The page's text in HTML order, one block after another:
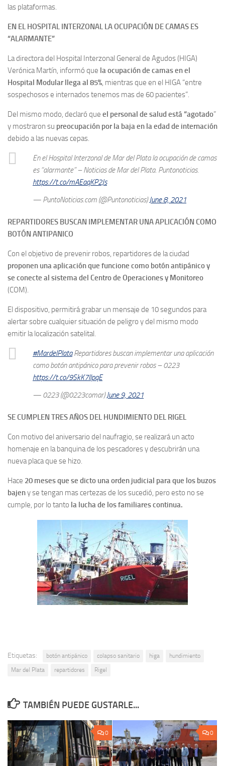
las plataformas.
EN EL HOSPITAL INTERZONAL LA OCUPACIÓN DE CAMAS ES
“ALARMANTE”
La directora del Hospital Interzonal General de Agudos (HIGA)
Verónica Martín, informó que la ocupación de camas en el
Hospital Modular llega al 85% , mientras que en el HIGA “entre
sospechosos e internados tenemos mas de 60 pacientes”.
Del mismo modo, declaró que el personal de salud está “agotado”
y mostraron su preocupación por la baja en la edad de internación
debido a las nuevas cepas.
En el Hospital Interzonal de Mar del Plata la ocupación de camas
es “alarmante” – Noticias de Mar del Plata. Puntonoticias.
https://t.co/mAEaqKP2Js
— PuntoNoticias.com (@Puntonoticias)June 8, 2021
REPARTIDORES BUSCAN IMPLEMENTAR UNA APLICACIÓN COMO
BOTÓN ANTIPANICO
Con el objetivo de prevenir robos, repartidores de la ciudad
proponen una aplicación que funcione como botón antipánico y
se conecte al sistema del Centro de Operaciones y Monitoreo
(COM).
El dispositivo, permitirá grabar un mensaje de 10 segundos para
alertar sobre cualquier situación de peligro y del mismo modo
emitir la localización satelital.
#MardelPlataRepartidores buscan implementar una aplicación
como botón antipánico para prevenir robos – 0223
https://t.co/9SkK7IlpqE
— 0223 (@0223comar)June 9, 2021
SE CUMPLEN TRES AÑOS DEL HUNDIMIENTO DEL RIGEL
Con motivo del aniversario del naufragio, se realizará un acto
homenaje en la banquina de los pescadores y descubrirán una
nueva placa que se hizo.
Hace 20 meses que se dicto una orden judicial para que los buzos
bajeny se tengan mas certezas de los sucedió, pero esto no se
cumple, por lo tanto la lucha de los familiares continua.
Etiquetas: botón antipánico colapso sanitario higa
hundimiento
Mar del Plata
repartidores Rigel
TAMBIÉN PUEDE GUSTARLE...
0 0